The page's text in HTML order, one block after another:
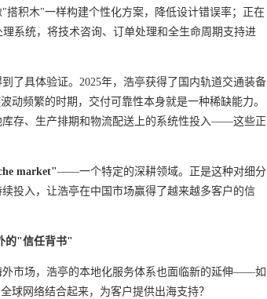
搭积木"一样构建个性化方案，降低设计错误率；正在
系统，将技术咨询、订单处理和全生命周期支持进
到了具体验证。2025年，浩亭获得了国内轨道交通装备
动频繁的时期，交付可靠性本身就是一种稀缺能力。
存、生产排期和物流配送上的系统性投入——这些正
market"——一个特定的深耕领域。正是这种对细分
投入，让浩亭在中国市场赢得了越来越多客户的信
的"信任背书"
外市场，浩亭的本地化服务体系也面临新的延伸——如
球网络结合起来，为客户提供出海支持？